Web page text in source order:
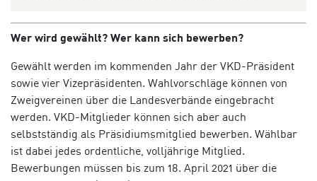
Wer wird gewählt? Wer kann sich bewerben?
Gewählt werden im kommenden Jahr der VKD-Präsident
sowie vier Vizepräsidenten. Wahlvorschläge können von
Zweigvereinen über die Landesverbände eingebracht
werden. VKD-Mitglieder können sich aber auch
selbstständig als Präsidiumsmitglied bewerben. Wählbar
ist dabei jedes ordentliche, volljährige Mitglied.
Bewerbungen müssen bis zum 18. April 2021 über die